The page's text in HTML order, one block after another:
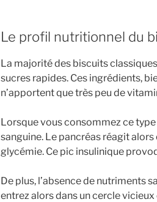
Le profil nutritionnel du
La majorité des biscuits
sucres rapides. Ces ingrédients,
n’apportent que très peu de
Lorsque vous consommez ce
sanguine. Le pancréas réagit
glycémie. Ce pic insulinique
De plus, l’absence de nutriments
entrez alors dans un cercle